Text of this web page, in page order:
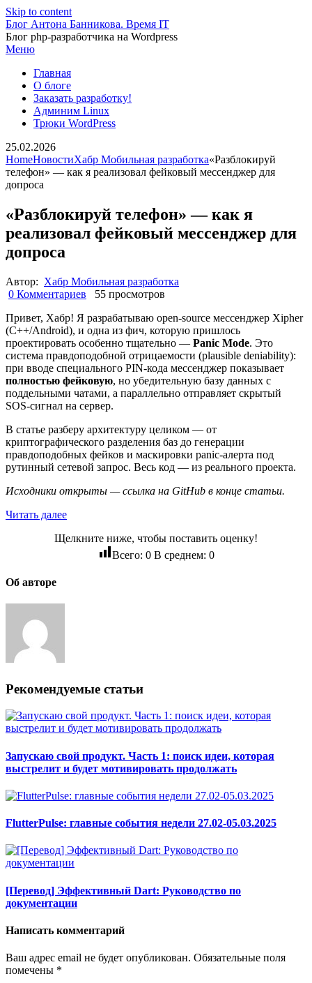
Skip to content
Блог Антона Банникова. Время IT
Блог php-разработчика на Wordpress
Меню
Главная
О блоге
Заказать разработку!
Админим Linux
Трюки WordPress
25.02.2026
HomeНовостиХабр Мобильная разработка«Разблокируй
телефон» — как я реализовал фейковый мессенджер для
допроса
«Разблокируй телефон» — как я
реализовал фейковый мессенджер для
допроса
Автор: Хабр Мобильная разработка
0 Комментариев
55 просмотров
Привет, Хабр! Я разрабатываю open-source мессенджер Xipher
(C++/Android), и одна из фич, которую пришлось
проектировать особенно тщательно — Panic Mode. Это
система правдоподобной отрицаемости (plausible deniability):
при вводе специального PIN-кода мессенджер показывает
полностью фейковую, но убедительную базу данных с
поддельными чатами, а параллельно отправляет скрытый
SOS-сигнал на сервер.
В статье разберу архитектуру целиком — от
криптографического разделения баз до генерации
правдоподобных фейков и маскировки panic-алерта под
рутинный сетевой запрос. Весь код — из реального проекта.
Исходники открыты — ссылка на GitHub в конце статьи.
Читать далее
Щелкните ниже, чтобы поставить оценку!
Всего: 0В среднем: 0
Об авторе
Рекомендуемые статьи
Запускаю свой продукт. Часть 1: поиск идеи, которая
выстрелит и будет мотивировать продолжать
FlutterPulse: главные события недели 27.02-05.03.2025
[Перевод] Эффективный Dart: Руководство по
документации
Написать комментарий
Ваш адрес email не будет опубликован. Обязательные поля
помечены *